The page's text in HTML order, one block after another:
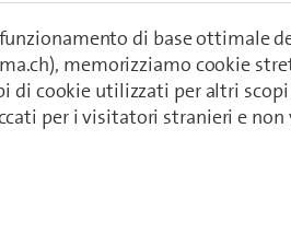
di base ottimale
memorizziamo cookie
di cookie utilizzati per altri
per i visitatori stranieri e